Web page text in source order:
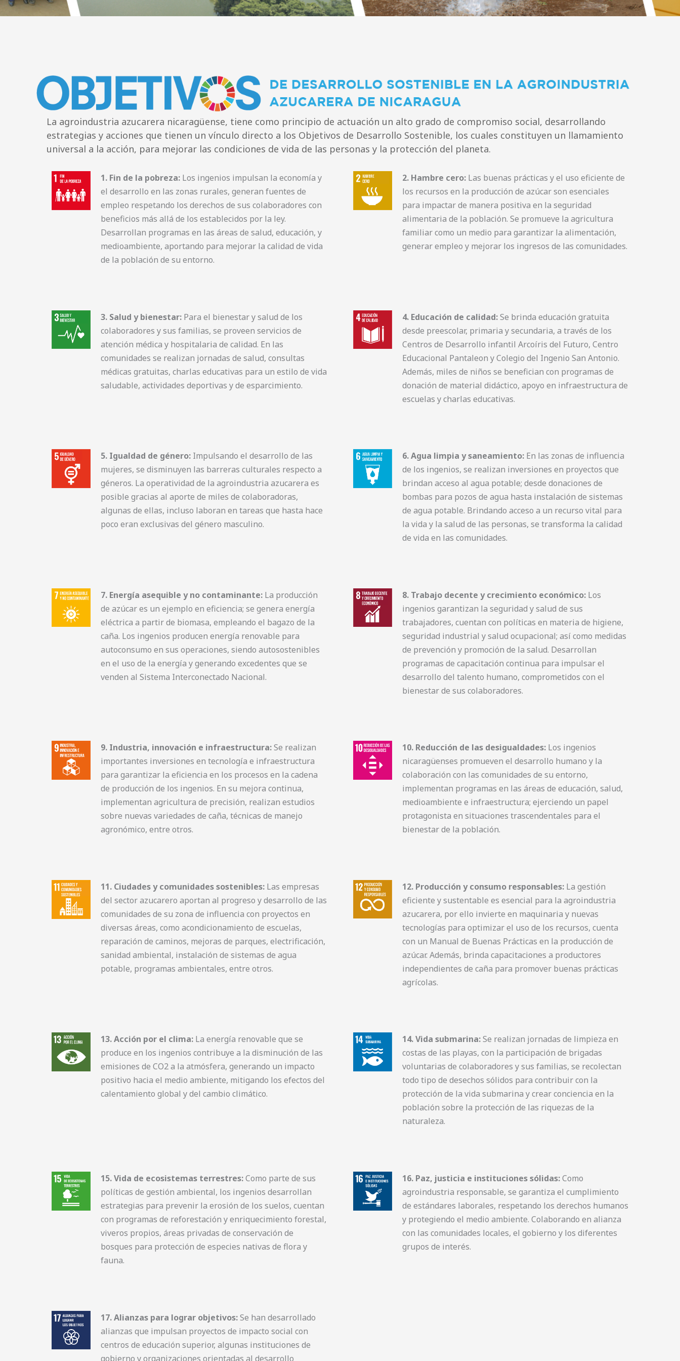
La agroindustria azucarera nicaragüense, tiene como principio de actuación un alto grado de compromiso social, desarrollando
estrategias y acciones que tienen un vínculo directo a los Objetivos de Desarrollo Sostenible, los cuales constituyen un llamamiento
universal a la acción, para mejorar las condiciones de vida de las personas y la protección del planeta.
1. Fin de la pobreza:Los ingenios impulsan la economía y
el desarrollo en las zonas rurales, generan fuentes de
empleo respetando los derechos de sus colaboradores con
beneficios más allá de los establecidos por la ley.
Desarrollan programas en las áreas de salud, educación, y
medioambiente, aportando para mejorar la calidad de vida
de la población de su entorno.
2. Hambre cero:Las buenas prácticas y el uso eficiente de
los recursos en la producción de azúcar son esenciales
para impactar de manera positiva en la seguridad
alimentaria de la población. Se promueve la agricultura
familiar como un medio para garantizar la alimentación,
generar empleo y mejorar los ingresos de las comunidades.
3. Salud y bienestar:Para el bienestar y salud de los
colaboradores y sus familias, se proveen servicios de
atención médica y hospitalaria de calidad. En las
comunidades se realizan jornadas de salud, consultas
médicas gratuitas, charlas educativas para un estilo de vida
saludable, actividades deportivas y de esparcimiento.
4. Educación de calidad:Se brinda educación gratuita
desde preescolar, primaria y secundaria, a través de los
Centros de Desarrollo infantil Arcoíris del Futuro, Centro
Educacional Pantaleon y Colegio del Ingenio San Antonio.
Además, miles de niños se benefician con programas de
donación de material didáctico, apoyo en infraestructura de
escuelas y charlas educativas.
5. Igualdad de género:Impulsando el desarrollo de las
mujeres, se disminuyen las barreras culturales respecto a
géneros. La operatividad de la agroindustria azucarera es
posible gracias al aporte de miles de colaboradoras,
algunas de ellas, incluso laboran en tareas que hasta hace
poco eran exclusivas del género masculino.
6. Agua limpia y saneamiento:En las zonas de influencia
de los ingenios, se realizan inversiones en proyectos que
brindan acceso al agua potable; desde donaciones de
bombas para pozos de agua hasta instalación de sistemas
de agua potable. Brindando acceso a un recurso vital para
la vida y la salud de las personas, se transforma la calidad
de vida en las comunidades.
7. Energía asequible y no contaminante:La producción
de azúcar es un ejemplo en eficiencia; se genera energía
eléctrica a partir de biomasa, empleando el bagazo de la
caña. Los ingenios producen energía renovable para
autoconsumo en sus operaciones, siendo autosostenibles
en el uso de la energía y generando excedentes que se
venden al Sistema Interconectado Nacional.
8. Trabajo decente y crecimiento económico:Los
ingenios garantizan la seguridad y salud de sus
trabajadores, cuentan con políticas en materia de higiene,
seguridad industrial y salud ocupacional; así como medidas
de prevención y promoción de la salud. Desarrollan
programas de capacitación continua para impulsar el
desarrollo del talento humano, comprometidos con el
bienestar de sus colaboradores.
9. Industria, innovación e infraestructura:Se realizan
importantes inversiones en tecnología e infraestructura
para garantizar la eficiencia en los procesos en la cadena
de producción de los ingenios. En su mejora continua,
implementan agricultura de precisión, realizan estudios
sobre nuevas variedades de caña, técnicas de manejo
agronómico, entre otros.
10. Reducción de las desigualdades: Los ingenios
nicaragüenses promueven el desarrollo humano y la
colaboración con las comunidades de su entorno,
implementan programas en las áreas de educación, salud,
medioambiente e infraestructura; ejerciendo un papel
protagonista en situaciones trascendentales para el
bienestar de la población.
11. Ciudades y comunidades sostenibles:Las empresas
del sector azucarero aportan al progreso y desarrollo de las
comunidades de su zona de influencia con proyectos en
diversas áreas, como acondicionamiento de escuelas,
reparación de caminos, mejoras de parques, electrificación,
sanidad ambiental, instalación de sistemas de agua
potable, programas ambientales, entre otros.
12. Producción y consumo responsables:La gestión
eficiente y sustentable es esencial para la agroindustria
azucarera, por ello invierte en maquinaria y nuevas
tecnologías para optimizar el uso de los recursos, cuenta
con un Manual de Buenas Prácticas en la producción de
azúcar. Además, brinda capacitaciones a productores
independientes de caña para promover buenas prácticas
agrícolas.
13. Acción por el clima:La energía renovable que se
produce en los ingenios contribuye a la disminución de las
emisiones de CO2 a la atmósfera, generando un impacto
positivo hacia el medio ambiente, mitigando los efectos del
calentamiento global y del cambio climático.
14. Vida submarina:Se realizan jornadas de limpieza en
costas de las playas, con la participación de brigadas
voluntarias de colaboradores y sus familias, se recolectan
todo tipo de desechos sólidos para contribuir con la
protección de la vida submarina y crear conciencia en la
población sobre la protección de las riquezas de la
naturaleza.
15. Vida de ecosistemas terrestres:Como parte de sus
políticas de gestión ambiental, los ingenios desarrollan
estrategias para prevenir la erosión de los suelos, cuentan
con programas de reforestación y enriquecimiento forestal,
viveros propios, áreas privadas de conservación de
bosques para protección de especies nativas de flora y
fauna.
16. Paz, justicia e instituciones sólidas:Como
agroindustria responsable, se garantiza el cumplimiento
de estándares laborales, respetando los derechos humanos
y protegiendo el medio ambiente. Colaborando en alianza
con las comunidades locales, el gobierno y los diferentes
grupos de interés.
17. Alianzas para lograr objetivos:Se han desarrollado
alianzas que impulsan proyectos de impacto social con
centros de educación superior, algunas instituciones de
gobierno y organizaciones orientadas al desarrollo